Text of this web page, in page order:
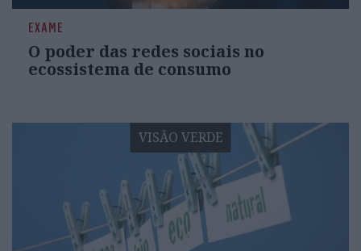
EXAME
O poder das redes sociais no
ecossistema de consumo
VISÃO VERDE